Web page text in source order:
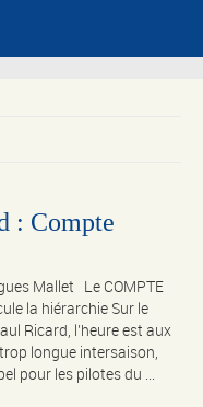
: Compte
Mallet Le COMPTE
la hiérarchie Sur le
Ricard, l’heure est aux
longue intersaison,
pour les pilotes du ...